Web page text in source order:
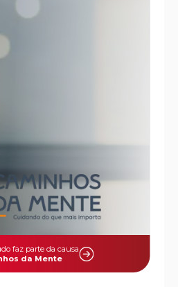
faz parte da causa
da Mente